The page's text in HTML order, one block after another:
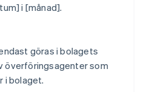
i [månad].
göras i bolagets
överföringsagenter som
i bolaget.